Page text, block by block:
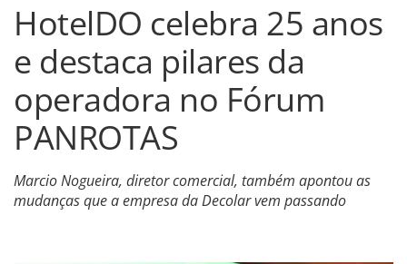
HotelDO celebra 25 anos
e destaca pilares da
operadora no Fórum
PANROTAS
Marcio Nogueira, diretor comercial, também apontou as
mudanças que a empresa da Decolar vem passando